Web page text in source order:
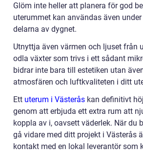
Glöm inte heller att planera för god
uterummet kan användas även
delarna av dygnet.
Utnyttja även värmen och ljuset från
odla växter som trivs i ett sådant
bidrar inte bara till estetiken utan
atmosfären och luftkvaliteten i ditt
Ett uterum i Västerås kan definitivt
genom att erbjuda ett extra rum att
koppla av i, oavsett väderlek. När du
gå vidare med ditt projekt i Västerås
kontakt med en lokal leverantör som